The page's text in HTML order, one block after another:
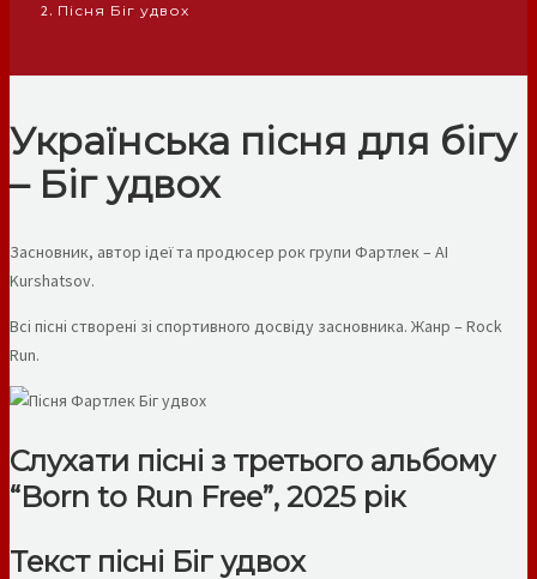
Пісня Біг удвох
Українська пісня для бігу
– Біг удвох
Засновник, автор ідеї та продюсер рок групи Фартлек – AI
Kurshatsov.
Всі пісні створені зі спортивного досвіду засновника. Жанр – Rock
Run.
Слухати пісні з третього альбому
“Born to Run Free”, 2025 рік
Текст пісні Біг удвох